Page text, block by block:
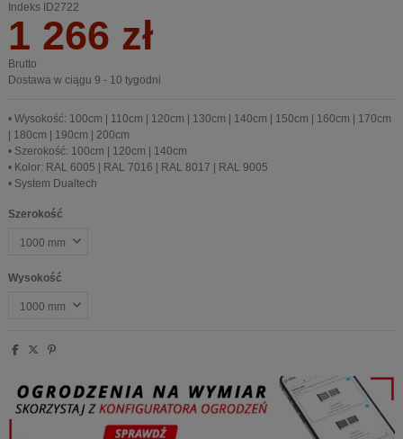
Indeks ID2722
1 266 zł
Brutto
Dostawa w ciągu 9 - 10 tygodni
• Wysokość: 100cm | 110cm | 120cm | 130cm | 140cm | 150cm | 160cm | 170cm
| 180cm | 190cm | 200cm
• Szerokość: 100cm | 120cm | 140cm
• Kolor: RAL 6005 | RAL 7016 | RAL 8017 | RAL 9005
• System Dualtech
Szerokość
Wysokość